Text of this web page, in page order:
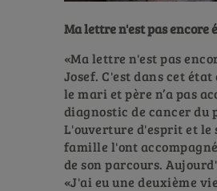
Ma lettre n'est pas encore
«Ma lettre n'est pas
Josef. C'est dans cet
le mari et père n’a pas
diagnostic de cancer du
L'ouverture d'esprit et le
famille l'ont
de son parcours.
«J'ai eu une deuxième